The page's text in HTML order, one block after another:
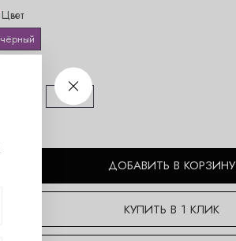
Цвет
чёрный
4/L
ДОБАВИТЬ В КОРЗИНУ
КУПИТЬ В 1 КЛИК